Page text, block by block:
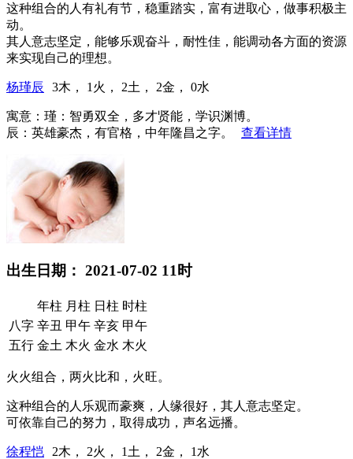
这种组合的人有礼有节，稳重踏实，富有进取心，做事积极主
动。
其人意志坚定，能够乐观奋斗，耐性佳，能调动各方面的资源
来实现自己的理想。
杨瑾辰 3木， 1火， 2土， 2金， 0水
寓意：瑾：智勇双全，多才贤能，学识渊博。
辰：英雄豪杰，有官格，中年隆昌之字。
查看详情
出生日期： 2021-07-02 11时
年柱 月柱 日柱 时柱
八字 辛丑 甲午 辛亥 甲午
五行 金土 木火 金水 木火
火火组合，两火比和，火旺。
这种组合的人乐观而豪爽，人缘很好，其人意志坚定。
可依靠自己的努力，取得成功，声名远播。
徐程恺 2木， 2火， 1土， 2金， 1水